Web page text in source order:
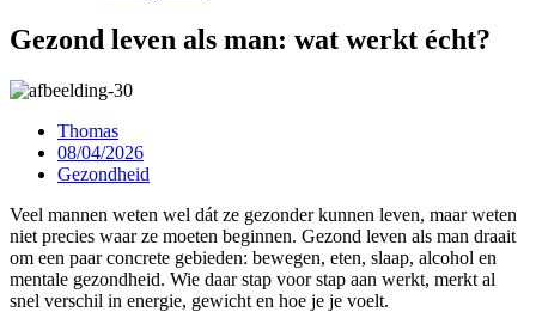
Gezond leven als man: wat werkt écht?
Thomas
08/04/2026
Gezondheid
Veel mannen weten wel dát ze gezonder kunnen leven, maar weten
niet precies waar ze moeten beginnen. Gezond leven als man draait
om een paar concrete gebieden: bewegen, eten, slaap, alcohol en
mentale gezondheid. Wie daar stap voor stap aan werkt, merkt al
snel verschil in energie, gewicht en hoe je je voelt.